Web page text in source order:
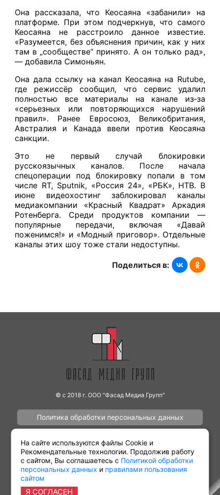
Она рассказала, что Кеосаяна «забанили» на
платформе. При этом подчеркнув, что самого
Кеосаяна не расстроило данное известие.
«Разумеется, без объяснения причин, как у них
там в „сообществе“ принято. А он только рад»,
— добавила Симоньян.
Она дала ссылку на канал Кеосаяна на Rutube,
где режиссёр сообщил, что сервис удалил
полностью все материалы на канале из‑за
«серьезных или повторяющихся нарушений
правил». Ранее Евросоюз, Великобритания,
Австралия и Канада ввели против Кеосаяна
санкции.
Это не первый случай блокировки
русскоязычных каналов. После начала
спецоперации под блокировку попали в том
числе RT, Sputnik, «Россия 24», «РБК», НТВ. В
июне видеохостинг заблокировал каналы
медиакомпании «Красный Квадрат» Аркадия
Ротенберга. Среди продуктов компании —
популярные передачи, включая «Давай
поженимся!» и «Модный приговор». Отдельные
каналы этих шоу тоже стали недоступны.
Поделиться в:
© с 2018 г. ООО "Фасад Медиа Групп"
Политика обработки персональных данных
Партнёрам
На сайте используются файлы Cookie и
Рекомендательные технологии. Продолжив работу
с сайтом, Вы соглашаетесь с Политикой обработки
персональных данных и правилами пользования
сайтом
Я СОГЛАСЕН